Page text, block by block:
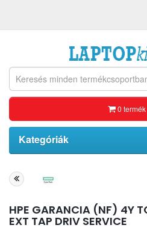
0
Kategóriák
HPE GARANCIA (NF) 4Y
EXT TAP DRIV SERVICE